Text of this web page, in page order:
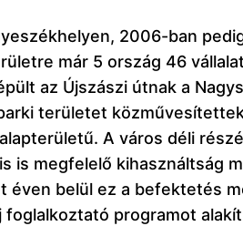
2006-ban
már 5 ország 46
az Újszászi útnak a
területet
A város déli
is megfelelő kihasználtság
éven belül ez a befektetés
programot